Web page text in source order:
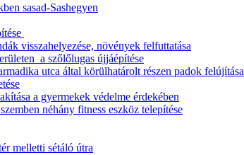
sasad-Sashegyen
visszahelyezése, növények felfuttatása
a szőlőlugas újjáépítése
utca által körülhatárolt részen padok felújítása
a gyermekek védelme érdekében
néhány fitness eszköz telepítése
melletti sétáló útra